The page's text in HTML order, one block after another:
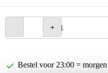
Bestel voor 23:00 =